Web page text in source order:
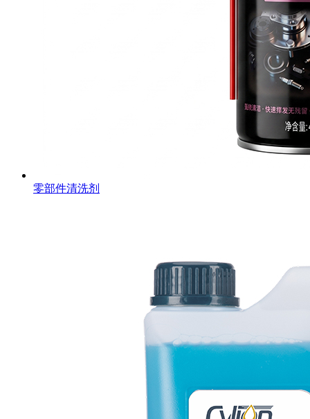
零部件清洗剂